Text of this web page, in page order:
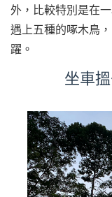
外，比較特別是在
遇上五種的啄木鳥
躍。
坐車